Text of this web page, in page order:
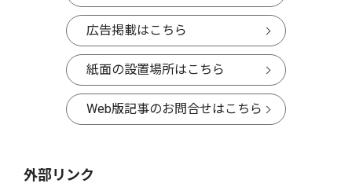
広告掲載はこちら
紙面の設置場所はこちら
Web版記事のお問合せはこちら
外部リンク